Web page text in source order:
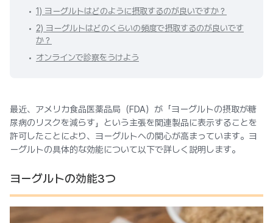
1) ヨーグルトはどのように摂取するのが良いですか？
2) ヨーグルトはどのくらいの頻度で摂取するのが良いです
か？
オンラインで診察をうけよう
最近、アメリカ食品医薬品局（FDA）が「ヨーグルトの摂取が糖
尿病のリスクを減らす」という主張を関連製品に表示することを
許可したことにより、ヨーグルトへの関心が高まっています。ヨ
ーグルトの具体的な効能について以下で詳しく説明します。
ヨーグルトの効能3つ